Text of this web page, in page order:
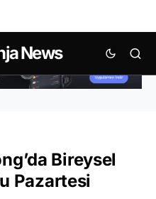
News
Bireysel
Pazartesi